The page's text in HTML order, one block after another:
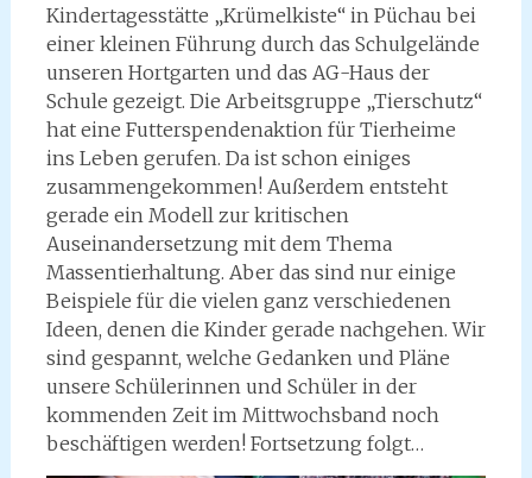
Kindertagesstätte „Krümelkiste“ in Püchau bei
einer kleinen Führung durch das Schulgelände
unseren Hortgarten und das AG-Haus der
Schule gezeigt. Die Arbeitsgruppe „Tierschutz“
hat eine Futterspendenaktion für Tierheime
ins Leben gerufen. Da ist schon einiges
zusammengekommen! Außerdem entsteht
gerade ein Modell zur kritischen
Auseinandersetzung mit dem Thema
Massentierhaltung. Aber das sind nur einige
Beispiele für die vielen ganz verschiedenen
Ideen, denen die Kinder gerade nachgehen. Wir
sind gespannt, welche Gedanken und Pläne
unsere Schülerinnen und Schüler in der
kommenden Zeit im Mittwochsband noch
beschäftigen werden! Fortsetzung folgt…